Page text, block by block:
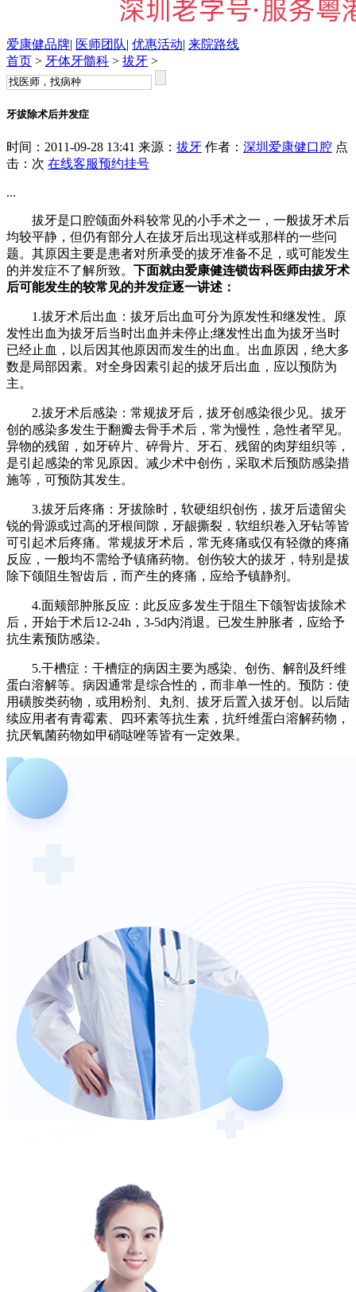
爱康健品牌| 医师团队| 优惠活动| 来院路线
首页 > 牙体牙髓科 > 拔牙 >
牙拔除术后并发症
时间：2011-09-28 13:41 来源： 拔牙 作者： 深圳爱康健口腔 点
击： 次 在线客服预约挂号
...
拔牙是口腔颌面外科较常见的小手术之一，一般拔牙术后
均较平静，但仍有部分人在拔牙后出现这样或那样的一些问
题。其原因主要是患者对所承受的拔牙准备不足，或可能发生
的并发症不了解所致。 下面就由爱康健连锁齿科医师由拔牙术
后可能发生的较常见的并发症逐一讲述：
1.拔牙术后出血：拔牙后出血可分为原发性和继发性。原
发性出血为拔牙后当时出血并未停止;继发性出血为拔牙当时
已经止血，以后因其他原因而发生的出血。出血原因，绝大多
数是局部因素。对全身因素引起的拔牙后出血，应以预防为
主。
2.拔牙术后感染：常规拔牙后，拔牙创感染很少见。拔牙
创的感染多发生于翻瓣去骨手术后，常为慢性，急性者罕见。
异物的残留，如牙碎片、碎骨片、牙石、残留的肉芽组织等，
是引起感染的常见原因。减少术中创伤，采取术后预防感染措
施等，可预防其发生。
3.拔牙后疼痛：牙拔除时，软硬组织创伤，拔牙后遗留尖
锐的骨源或过高的牙根间隙，牙龈撕裂，软组织卷入牙钻等皆
可引起术后疼痛。常规拔牙术后，常无疼痛或仅有轻微的疼痛
反应，一般均不需给予镇痛药物。创伤较大的拔牙，特别是拔
除下颌阻生智齿后，而产生的疼痛，应给予镇静剂。
4.面颊部肿胀反应：此反应多发生于阻生下颌智齿拔除术
后，开始于术后12-24h，3-5d内消退。已发生肿胀者，应给予
抗生素预防感染。
5.干槽症：干槽症的病因主要为感染、创伤、解剖及纤维
蛋白溶解等。病因通常是综合性的，而非单一性的。预防：使
用磺胺类药物，或用粉剂、丸剂、拔牙后置入拔牙创。以后陆
续应用者有青霉素、四环素等抗生素，抗纤维蛋白溶解药物，
抗厌氧菌药物如甲硝哒唑等皆有一定效果。